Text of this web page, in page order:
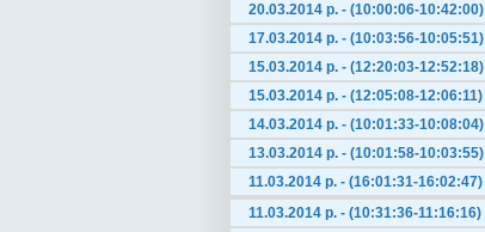
20.03.2014 р. - (10:00:06-10:42:00)
17.03.2014 р. - (10:03:56-10:05:51)
15.03.2014 р. - (12:20:03-12:52:18)
15.03.2014 р. - (12:05:08-12:06:11)
14.03.2014 р. - (10:01:33-10:08:04)
13.03.2014 р. - (10:01:58-10:03:55)
11.03.2014 р. - (16:01:31-16:02:47)
11.03.2014 р. - (10:31:36-11:16:16)